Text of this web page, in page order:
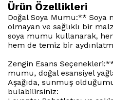
Ürün Özellikleri
Doğal Soya Mumu:** Soya
olmayan ve sağlıklı bir
soya mumu kullanarak,
hem de temiz bir
Zengin Esans
mumu, doğal esansiyel
Aşağıda, sunmuş
bulabilirsiniz: